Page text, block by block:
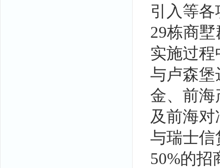
引入等
29栋商
实施过程
与卢森堡
金、前海
及前海
与瑞士信
50%的招